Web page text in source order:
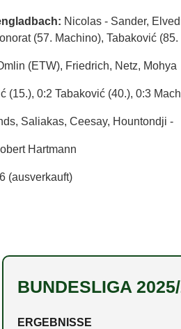
Nicolas - Sander,
(57. Machino), Tabaković
(ETW), Friedrich, Netz, Mohya
(15.), 0:2 Tabaković (40.), 0:3
Saliakas, Ceesay, Hountondji -
Hartmann
(ausverkauft)
BUNDESLIGA
ERGEBNISSE